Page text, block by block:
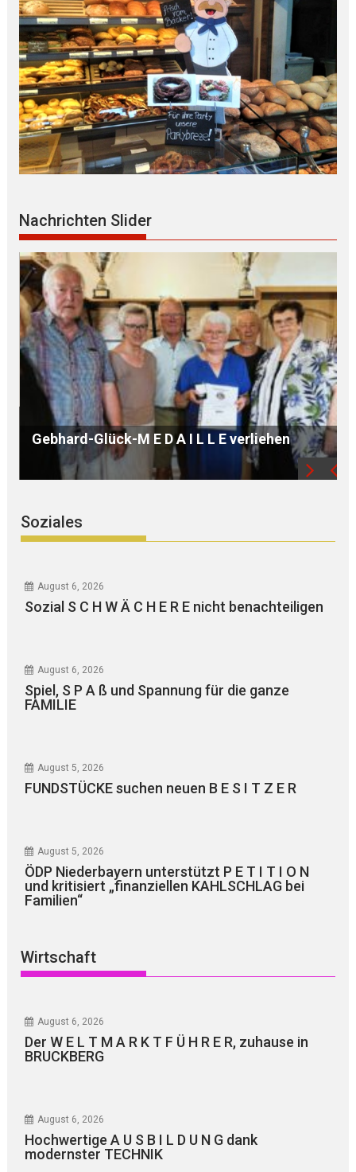
Nachrichten Slider
B Ü R G E R S P R E C H S T U N D E mit Ursula
WEGER
Soziales
August 6, 2026
Sozial S C H W Ä C H E R E nicht benachteiligen
August 6, 2026
Spiel, S P A ß und Spannung für die ganze
FAMILIE
August 5, 2026
FUNDSTÜCKE suchen neuen B E S I T Z E R
August 5, 2026
ÖDP Niederbayern unterstützt P E T I T I O N
und kritisiert „finanziellen KAHLSCHLAG bei
Familien“
Wirtschaft
August 6, 2026
Der W E L T M A R K T F Ü H R E R, zuhause in
BRUCKBERG
August 6, 2026
Hochwertige A U S B I L D U N G dank
modernster TECHNIK